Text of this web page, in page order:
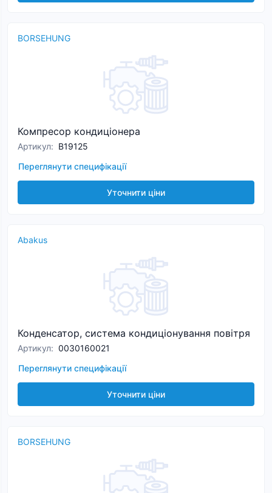
BORSEHUNG
Компресор кондиціонера
Артикул: B19125
Переглянути специфікації
Уточнити ціни
Abakus
Конденсатор, система кондиціонування повітря
Артикул: 0030160021
Переглянути специфікації
Уточнити ціни
BORSEHUNG